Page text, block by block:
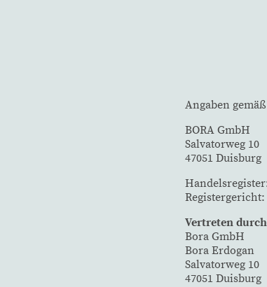
Angaben
BORA GmbH
Salvatorweg 10
47051 Duisburg
Vertreten
Bora GmbH
Bora Erdogan
Salvatorweg 10
47051 Duisburg